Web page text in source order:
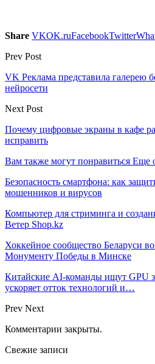
Share VKOK.ruFacebookTwitter
Prev Post
VK Реклама представила галерею
нейросети
Next Post
Почему цифровые экраны в кафе
исправить
Вам также могут понравиться Еще
Безопасность смартфона: как
мошенников и вирусов
Компьютер для стриминга и
Ветер Shop.kz
Хоккейное сообщество Беларуси
Монументу Победы в Минске
Китайские AI-команды ищут GPU
ускоряет отток технологий и…
Prev Next
Комментарии закрыты.
Свежие записи